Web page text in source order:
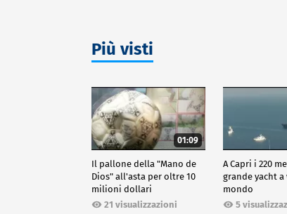
Più visti
01:09
Il pallone della "Mano de
Dios" all'asta per oltre 10
milioni dollari
21 visualizzazioni
A Capri i 220
grande yacht a
mondo
5